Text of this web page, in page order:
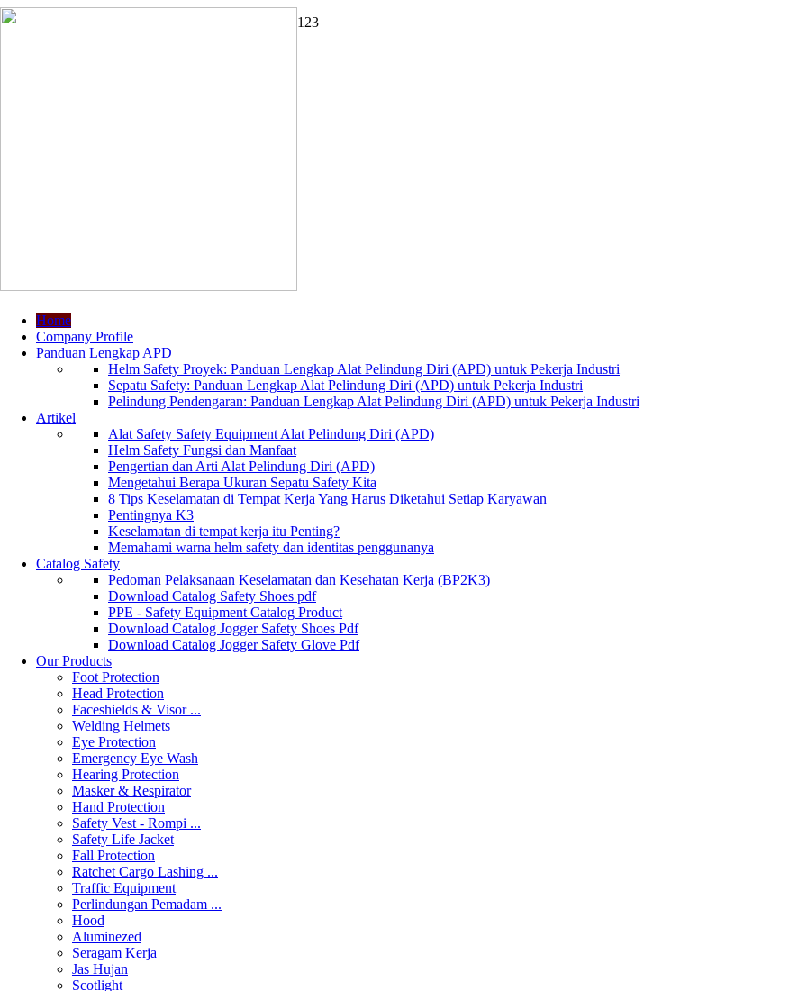
1 23
Home
Company Profile
Panduan Lengkap APD
Helm Safety Proyek: Panduan Lengkap Alat Pelindung Diri (APD) untuk Pekerja Industri
Sepatu Safety: Panduan Lengkap Alat Pelindung Diri (APD) untuk Pekerja Industri
Pelindung Pendengaran: Panduan Lengkap Alat Pelindung Diri (APD) untuk Pekerja Industri
Artikel
Alat Safety Safety Equipment Alat Pelindung Diri (APD)
Helm Safety Fungsi dan Manfaat
Pengertian dan Arti Alat Pelindung Diri (APD)
Mengetahui Berapa Ukuran Sepatu Safety Kita
8 Tips Keselamatan di Tempat Kerja Yang Harus Diketahui Setiap Karyawan
Pentingnya K3
Keselamatan di tempat kerja itu Penting?
Memahami warna helm safety dan identitas penggunanya
Catalog Safety
Pedoman Pelaksanaan Keselamatan dan Kesehatan Kerja (BP2K3)
Download Catalog Safety Shoes pdf
PPE - Safety Equipment Catalog Product
Download Catalog Jogger Safety Shoes Pdf
Download Catalog Jogger Safety Glove Pdf
Our Products
Foot Protection
Head Protection
Faceshields & Visor ...
Welding Helmets
Eye Protection
Emergency Eye Wash
Hearing Protection
Masker & Respirator
Hand Protection
Safety Vest - Rompi ...
Safety Life Jacket
Fall Protection
Ratchet Cargo Lashing ...
Traffic Equipment
Perlindungan Pemadam ...
Hood
Aluminezed
Seragam Kerja
Jas Hujan
Scotlight